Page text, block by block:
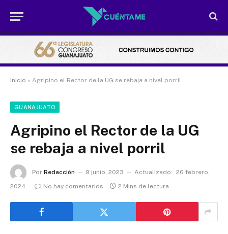
Inicio » Agripino el Rector de la UG se rebaja a nivel porril
GUANAJUATO
Agripino el Rector de la UG
se rebaja a nivel porril
Por Redacción 9 junio, 2023 Actualizado: 26 febrero,
2024
No hay comentarios 2 Mins de lectura